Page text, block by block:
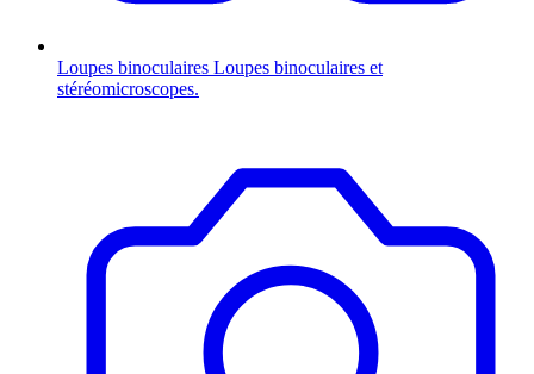
Loupes binoculaires Loupes binoculaires et
stéréomicroscopes.